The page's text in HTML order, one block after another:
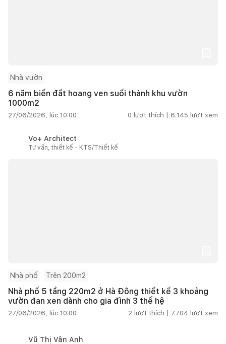
Nhà vườn
6 năm biến đất hoang ven suối thành khu vườn
1000m2
27/06/2026, lúc 10:00 0 lượt thích | 6.145 lượt xem
Vo+ Architect
Tư vấn, thiết kế - KTS/Thiết kế
Nhà phố Trên 200m2
Nhà phố 5 tầng 220m2 ở Hà Đông thiết kế 3 khoảng
vườn đan xen dành cho gia đình 3 thế hệ
27/06/2026, lúc 10:00 2 lượt thích | 7.704 lượt xem
Vũ Thị Vân Anh